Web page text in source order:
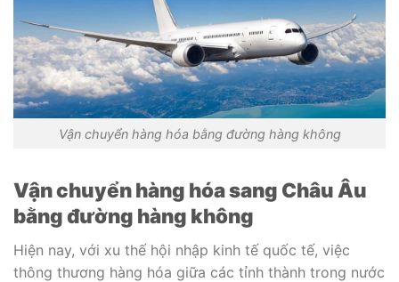
Vận chuyển hàng hóa bằng đường hàng không
Vận chuyển hàng hóa sang Châu Âu
bằng đường hàng không
Hiện nay, với xu thế hội nhập kinh tế quốc tế, việc
thông thương hàng hóa giữa các tỉnh thành trong nước